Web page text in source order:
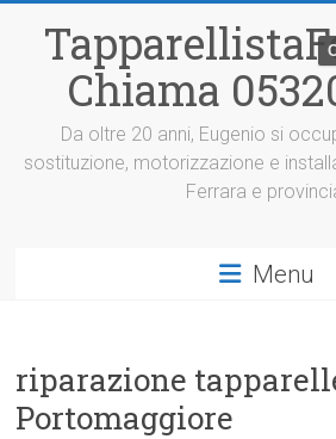
Chiama
Da oltre 20 anni, Eugenio si
sostituzione, motorizzazione e
Ferrara e
Menu
riparazione
Portomaggiore